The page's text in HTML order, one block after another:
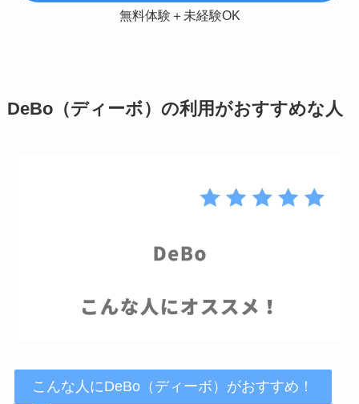
無料体験＋未経験OK
DeBo（ディーボ）の利用がおすすめな人
こんな人にDeBo（ディーボ）がおすすめ！